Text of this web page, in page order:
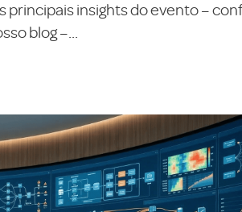
principais insights do evento –
blog –...